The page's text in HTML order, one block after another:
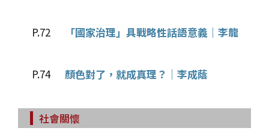
P.72 「國家治理」具戰略性話語意義｜李龍
P.74 顏色對了，就成真理？｜李成蔭
社會關懷